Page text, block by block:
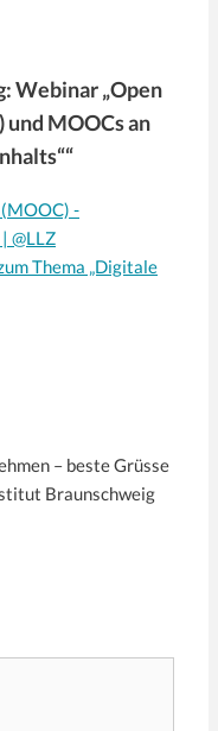
Webinar „Open
und MOOCs an
-
@LLZ
Thema „Digitale
– beste Grüsse
Braunschweig